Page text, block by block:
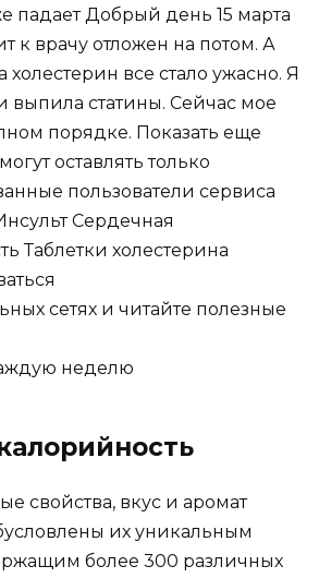
падает Добрый день 15 марта
к врачу отложен на потом. А
холестерин все стало ужасно. Я
выпила статины. Сейчас мое
порядке. Показать еще
оставлять только
пользователи сервиса
Сердечная
Таблетки холестерина
сетях и читайте полезные
неделю
свойства, вкус и аромат
их уникальным
более 300 различных